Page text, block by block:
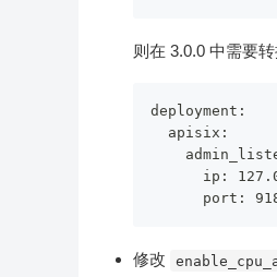
则在 3.0.0 中需要
deployment:
  apisix:
ip:
修改